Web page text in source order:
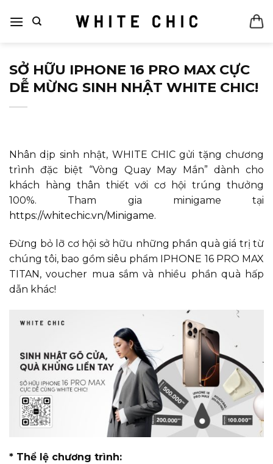
qua
SỞ HỮU IPHONE 16 PRO MAX CỰC
DỄ MỪNG SINH NHẬT WHITE CHIC!
Nhân dịp sinh nhật, WHITE CHIC gửi tặng chương
trình đặc biệt “Vòng Quay May Mắn” dành cho
khách hàng thân thiết với cơ hội trúng thưởng
100%. Tham gia minigame tại
https://whitechic.vn/Minigame.
Đừng bỏ lỡ cơ hội sở hữu những phần quà giá trị từ
chúng tôi, bao gồm siêu phẩm IPHONE 16 PRO MAX
TITAN, voucher mua sắm và nhiều phần quà hấp
dẫn khác!
* Thể lệ chương trình: